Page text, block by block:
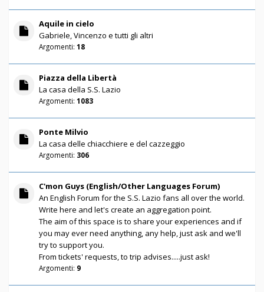
Aquile in cielo
Gabriele, Vincenzo e tutti gli altri
Argomenti: 18
Piazza della Libertà
La casa della S.S. Lazio
Argomenti: 1083
Ponte Milvio
La casa delle chiacchiere e del cazzeggio
Argomenti: 306
C'mon Guys (English/Other Languages Forum)
An English Forum for the S.S. Lazio fans all over the world.
Write here and let's create an aggregation point.
The aim of this space is to share your experiences and if
you may ever need anything, any help, just ask and we'll
try to support you.
From tickets' requests, to trip advises.....just ask!
Argomenti: 9